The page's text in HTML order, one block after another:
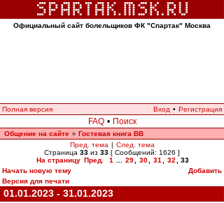
Официальный сайт болельщиков ФК "Спартак" Москва
Полная версия Вход • Регистрация
FAQ • Поиск
Общение на сайте » Гостевая книга ВВ
Пред. тема | След. тема
Страница 33 из 33 [ Сообщений: 1626 ]
На страницу Пред. 1 29 30 31 32
33
Начать новую тему
Добавить
Версия для печати
01.01.2023 - 31.01.2023